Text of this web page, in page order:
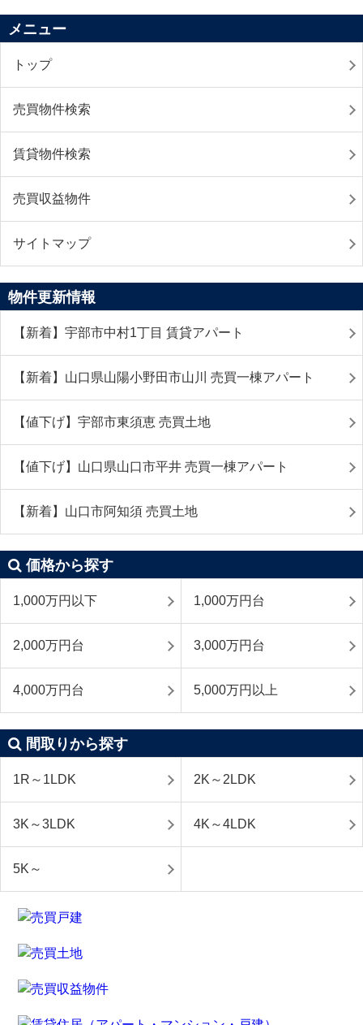
メニュー
トップ
売買物件検索
賃貸物件検索
売買収益物件
サイトマップ
物件更新情報
【新着】宇部市中村1丁目 賃貸アパート
【新着】山口県山陽小野田市山川 売買一棟アパート
【値下げ】宇部市東須恵 売買土地
【値下げ】山口県山口市平井 売買一棟アパート
【新着】山口市阿知須 売買土地
価格から探す
1,000万円以下 1,000万円台
2,000万円台 3,000万円台
4,000万円台 5,000万円以上
間取りから探す
1R～1LDK 2K～2LDK
3K～3LDK 4K～4LDK
5K～